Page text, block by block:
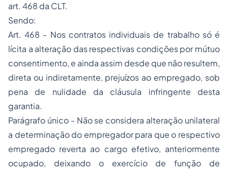
art. 468 da CLT.
Sendo:
Art. 468 - Nos contratos individuais de trabalho só é
lícita a alteração das respectivas condições por mútuo
consentimento, e ainda assim desde que não resultem,
direta ou indiretamente, prejuízos ao empregado, sob
pena de nulidade da cláusula infringente desta
garantia.
Parágrafo único - Não se considera alteração unilateral
a determinação do empregador para que o respectivo
empregado reverta ao cargo efetivo, anteriormente
ocupado, deixando o exercício de função de